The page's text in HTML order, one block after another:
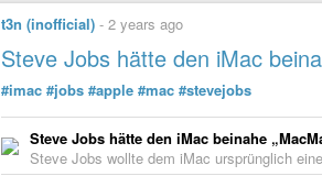
bindsym $mod+Shift+7 move container to
bindsym $mod+Shift+8 move container to
bindsym $mod+Shift+9 move container to
bindsym $mod+Shift+0 move container to
assign [app_id="org.gnome.Evolution"]
assign [app_id="librewolf"] $ws2
assign [app_id="org.telegram.desktop"]
t3n (inofficial) - 2 years ago
Steve Jobs hätte den iMac
#imac #jobs #apple #mac #stevejobs
Steve Jobs hätte den iMac beinahe
Steve Jobs wollte dem iMac ursprünglich